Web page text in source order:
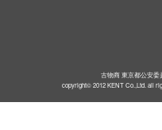
古物商 東京都公安委
copyright© 2012 KENT Co.,Ltd. all